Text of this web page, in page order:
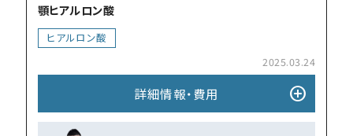
顎ヒアルロン酸
ヒアルロン酸
2025.03.24
詳細情報・費⽤ add_circle